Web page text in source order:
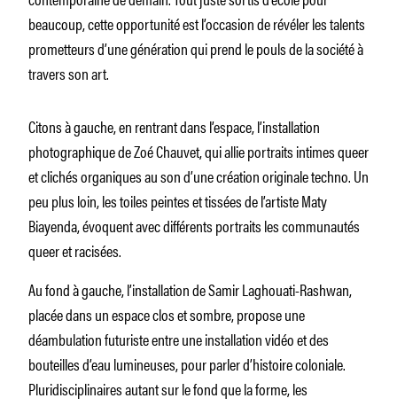
beaucoup, cette opportunité est l’occasion de révéler les talents
prometteurs d’une génération qui prend le pouls de la société à
travers son art.
Citons à gauche, en rentrant dans l’espace, l’installation
photographique de Zoé Chauvet, qui allie portraits intimes queer
et clichés organiques au son d’une création originale techno. Un
peu plus loin, les toiles peintes et tissées de l’artiste Maty
Biayenda, évoquent avec différents portraits les communautés
queer et racisées.
Au fond à gauche, l’installation de Samir Laghouati-Rashwan,
placée dans un espace clos et sombre, propose une
déambulation futuriste entre une installation vidéo et des
bouteilles d’eau lumineuses, pour parler d’histoire coloniale.
Pluridisciplinaires autant sur le fond que la forme, les